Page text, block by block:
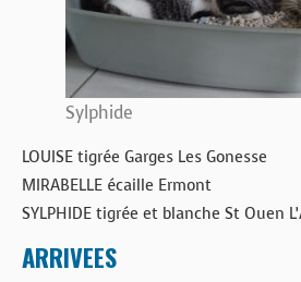
Sylphide
LOUISE tigrée Garges Les Gonesse
MIRABELLE écaille Ermont
SYLPHIDE tigrée et blanche St Ouen
ARRIVEES